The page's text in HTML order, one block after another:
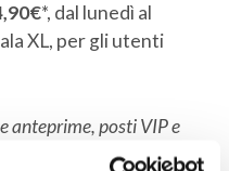
*, dal lunedì al
XL, per gli utenti
anteprime, posti VIP e